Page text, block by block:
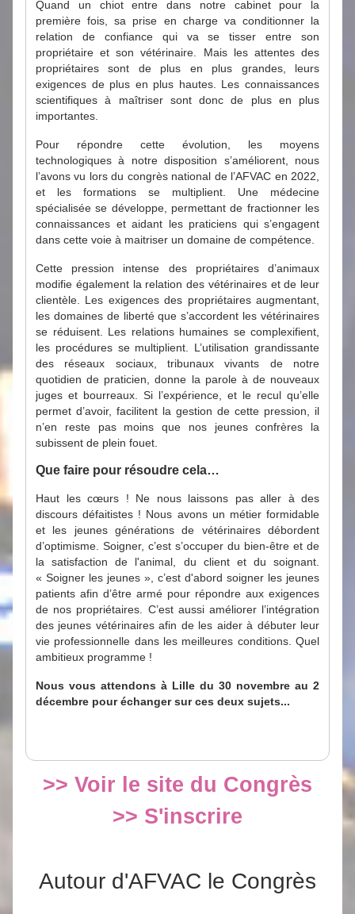
Quand un chiot entre dans notre cabinet pour la
première fois, sa prise en charge va conditionner la
relation de confiance qui va se tisser entre son
propriétaire et son vétérinaire. Mais les attentes des
propriétaires sont de plus en plus grandes, leurs
exigences de plus en plus hautes. Les connaissances
scientifiques à maîtriser sont donc de plus en plus
importantes.
Pour répondre cette évolution, les moyens
technologiques à notre disposition s’améliorent, nous
l’avons vu lors du congrès national de l’AFVAC en 2022,
et les formations se multiplient. Une médecine
spécialisée se développe, permettant de fractionner les
connaissances et aidant les praticiens qui s’engagent
dans cette voie à maitriser un domaine de compétence.
Cette pression intense des propriétaires d’animaux
modifie également la relation des vétérinaires et de leur
clientèle. Les exigences des propriétaires augmentant,
les domaines de liberté que s’accordent les vétérinaires
se réduisent. Les relations humaines se complexifient,
les procédures se multiplient. L’utilisation grandissante
des réseaux sociaux, tribunaux vivants de notre
quotidien de praticien, donne la parole à de nouveaux
juges et bourreaux. Si l’expérience, et le recul qu’elle
permet d’avoir, facilitent la gestion de cette pression, il
n’en reste pas moins que nos jeunes confrères la
subissent de plein fouet.
Que faire pour résoudre cela…
Haut les cœurs ! Ne nous laissons pas aller à des
discours défaitistes ! Nous avons un métier formidable
et les jeunes générations de vétérinaires débordent
d’optimisme. Soigner, c’est s’occuper du bien-être et de
la satisfaction de l'animal, du client et du soignant.
« Soigner les jeunes », c’est d'abord soigner les jeunes
patients afin d’être armé pour répondre aux exigences
de nos propriétaires. C’est aussi améliorer l’intégration
des jeunes vétérinaires afin de les aider à débuter leur
vie professionnelle dans les meilleures conditions. Quel
ambitieux programme !
Nous vous attendons à Lille du 30 novembre au 2
décembre pour échanger sur ces deux sujets...
>> Voir le site du Congrès
>> S'inscrire
Autour d'AFVAC le Congrès